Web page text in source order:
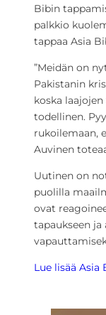
Bibin
palkkio
tappaa Asia
”Meidän on
Pakistanin
koska
todellinen.
rukoilemaan,
Auvinen
Uutinen on
puolilla
ovat
tapaukseen
Lue lisää Asia